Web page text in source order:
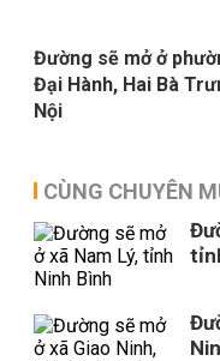
Đường sẽ mở ở
Đại Hành, Hai Bà
Nội
CÙNG CHUYÊN